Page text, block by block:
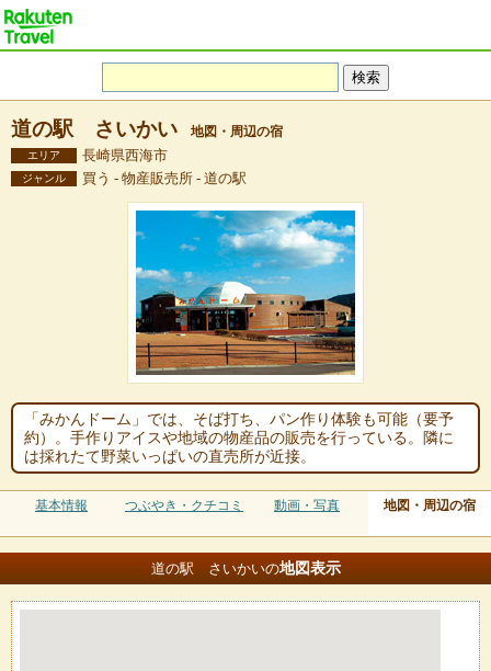
道の駅 さいかい 地図・周辺の宿
エリア 長崎県西海市
ジャンル 買う - 物産販売所 - 道の駅
「みかんドーム」では、そば打ち、パン作り体験も可能（要予
約）。手作りアイスや地域の物産品の販売を行っている。隣に
は採れたて野菜いっぱいの直売所が近接。
基本情報 つぶやき・クチコミ 動画・写真 地図・周辺の宿
道の駅 さいかいの地図表示